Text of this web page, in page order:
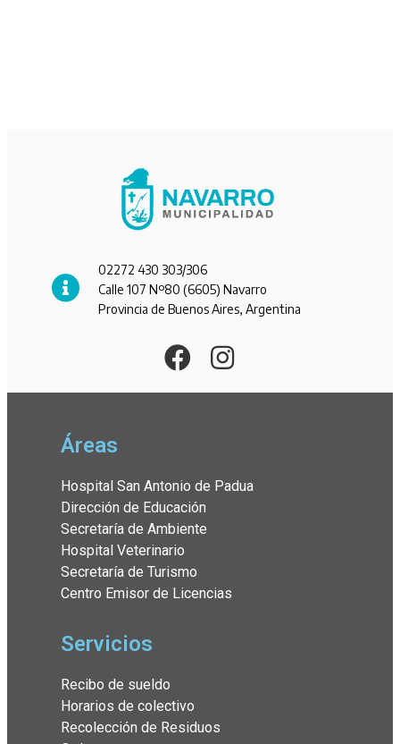
02272 430 303/306
Calle 107 Nº80 (6605) Navarro
Provincia de Buenos Aires, Argentina
Áreas
Hospital San Antonio de Padua
Dirección de Educación
Secretaría de Ambiente
Hospital Veterinario
Secretaría de Turismo
Centro Emisor de Licencias
Servicios
Recibo de sueldo
Horarios de colectivo
Recolección de Residuos